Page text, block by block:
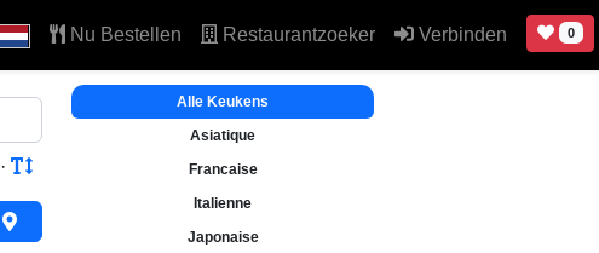
Nu Bestellen Restaurantzoeker Verbinden 0
·
Alle Keukens
Asiatique
Francaise
Italienne
Japonaise